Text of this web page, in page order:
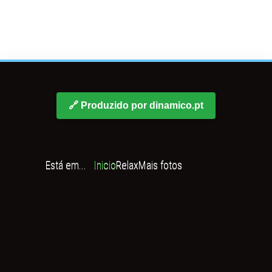
🔗 Produzido por dinamico.pt
Está em... InicioRelaxMais fotos